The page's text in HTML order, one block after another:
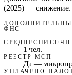
(2025) — снижение.
ФНС
1 чел.
РЕЕСТР МСП
Да —
УПЛАЧЕНО